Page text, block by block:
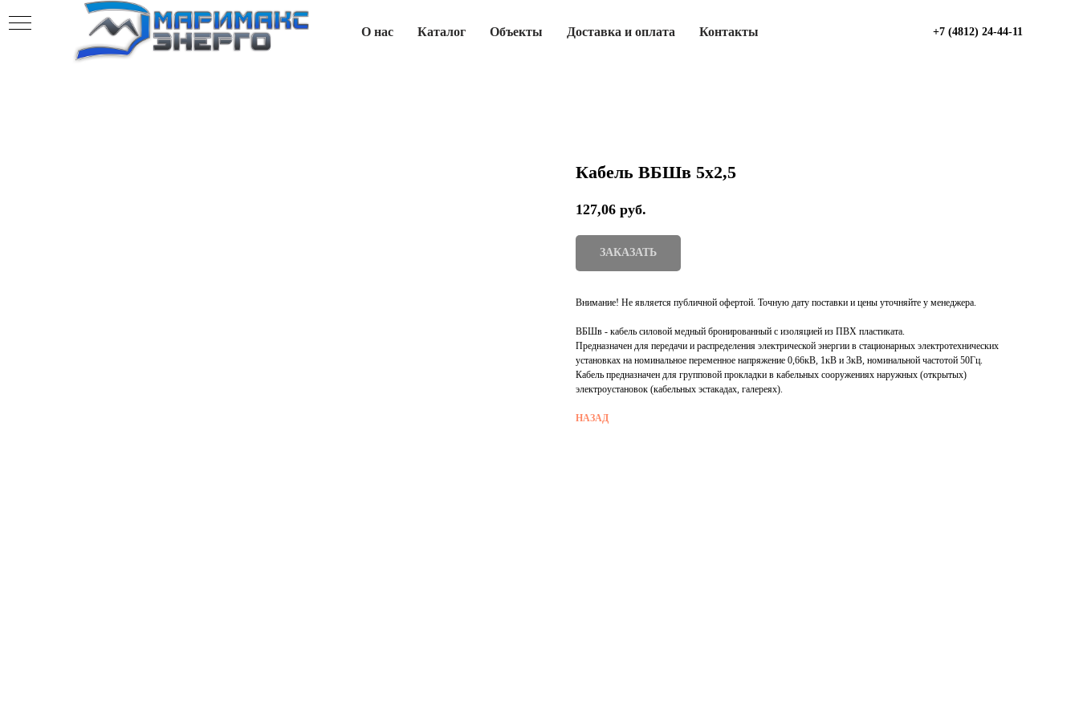
О нас Каталог Объекты Доставка и оплата Контакты +7 (4812) 24-44-11
Кабель ВБШв 5х2,5
127,06 руб.
ЗАКАЗАТЬ
Внимание! Не является публичной офертой. Точную дату поставки и цены уточняйте у менеджера.
ВБШв - кабель силовой медный бронированный с изоляцией из ПВХ пластиката.
Предназначен для передачи и распределения электрической энергии в стационарных электротехнических
установках на номинальное переменное напряжение 0,66кВ, 1кВ и 3кВ, номинальной частотой 50Гц.
Кабель предназначен для групповой прокладки в кабельных сооружениях наружных (открытых)
электроустановок (кабельных эстакадах, галереях).
НАЗАД